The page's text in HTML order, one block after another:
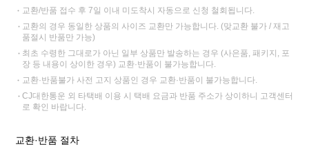
교환/반품 접수 후 7일 이내 미도착시 자동으로 신청 철회됩니다.
교환의 경우 동일한 상품의 사이즈 교환만 가능합니다. (맞교환 불가 / 재고
품절시 반품만 가능)
최초 수령한 그대로가 아닌 일부 상품만 발송하는 경우 (사은품, 패키지, 포
장 등 내용이 상이한 경우) 교환·반품이 불가능합니다.
교환·반품불가 사전 고지 상품인 경우 교환·반품이 불가능합니다.
CJ대한통운 외 타택배 이용 시 택배 요금과 반품 주소가 상이하니 고객센터
로 확인 바랍니다.
교환·반품 절차